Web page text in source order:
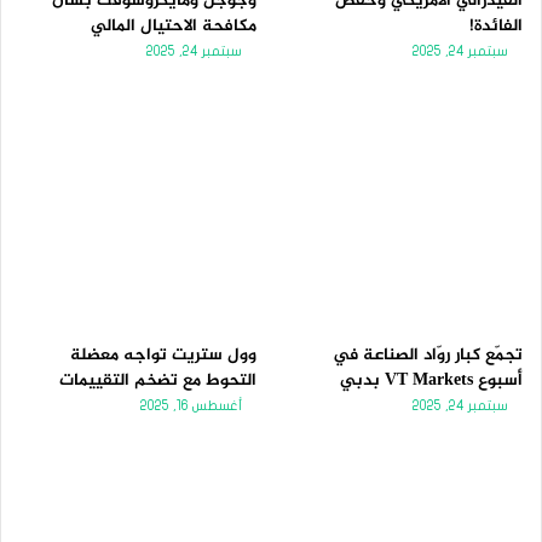
الفائدة!
سبتمبر 24, 2025
مكافحة الاحتيال المالي
سبتمبر 24, 2025
تجمّع كبار روّاد الصناعة في
أسبوع VT Markets بدبي
سبتمبر 24, 2025
وول ستريت تواجه معضلة
التحوط مع تضخم التقييمات
أغسطس 16, 2025